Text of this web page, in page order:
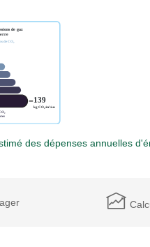
des dépenses annuelles